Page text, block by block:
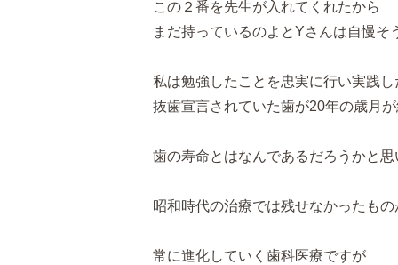
この２番を先生が入れてくれたから
まだ持っているのよとYさんは自慢そ
私は勉強したことを忠実に行い実践
抜歯宣言されていた歯が20年の歳月
歯の寿命とはなんであるだろうかと思
昭和時代の治療では残せなかったも
常に進化していく歯科医療ですが